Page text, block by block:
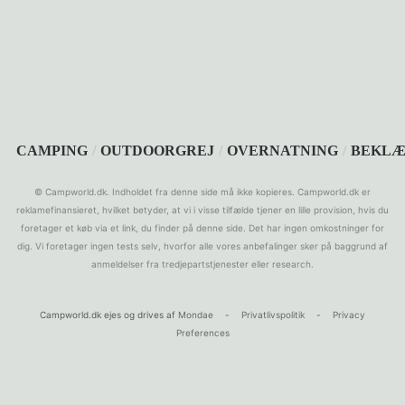
CAMPING / OUTDOORGREJ / OVERNATNING /
© Campworld.dk. Indholdet fra denne side må ikke kopieres. Campworld.dk er
reklamefinansieret, hvilket betyder, at vi i visse tilfælde tjener en lille provision, hvis du
foretager et køb via et link, du finder på denne side. Det har ingen omkostninger for
dig. Vi foretager ingen tests selv, hvorfor alle vores anbefalinger sker på baggrund af
anmeldelser fra tredjepartstjenester eller research.
Campworld.dk ejes og drives af Mondae - Privatlivspolitik -
Privacy
Preferences